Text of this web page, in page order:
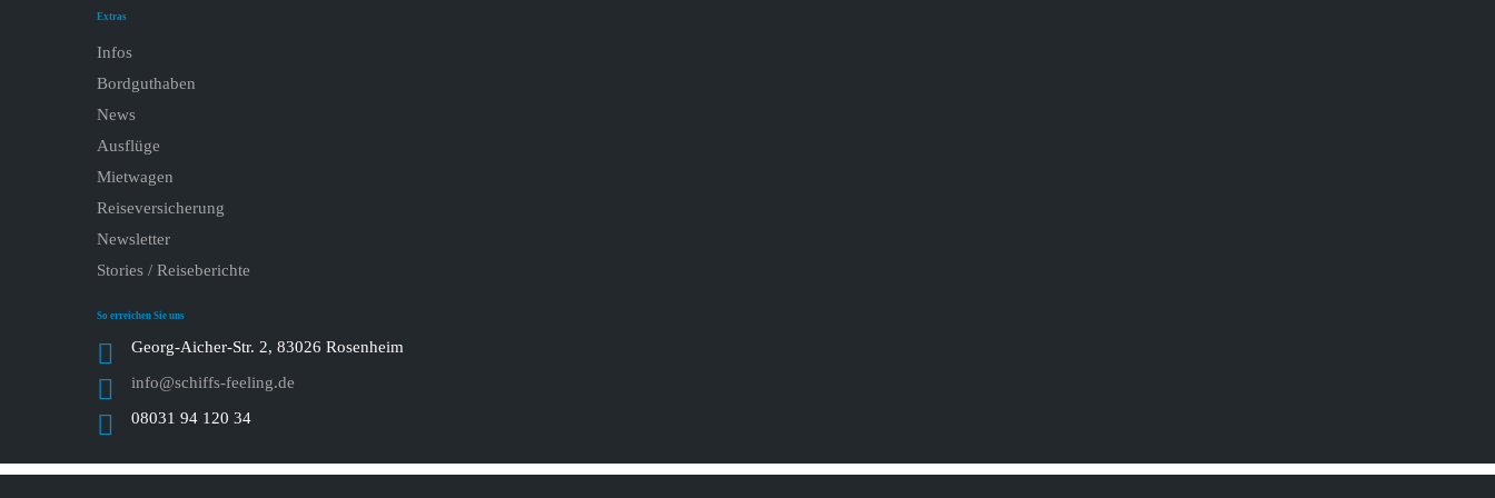
Extras
Infos
Bordguthaben
News
Ausflüge
Mietwagen
Reiseversicherung
Newsletter
Stories / Reiseberichte
So erreichen Sie uns
Georg-Aicher-Str. 2, 83026 Rosenheim
info@schiffs-feeling.de
08031 94 120 34